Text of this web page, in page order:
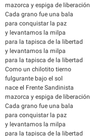
mazorca y espiga de liberación
Cada grano fue una bala
para conquistar la paz
y levantamos la milpa
para la tapisca de la libertad
y levantamos la milpa
para la tapisca de la libertad
Como un chilotito tierno
fulgurante bajo el sol
nace el Frente Sandinista
mazorca y espiga de liberación
Cada grano fue una bala
para conquistar la paz
y levantamos la milpa
para la tapisca de la libertad